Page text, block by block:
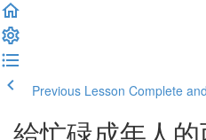
Previous Lesson Complete